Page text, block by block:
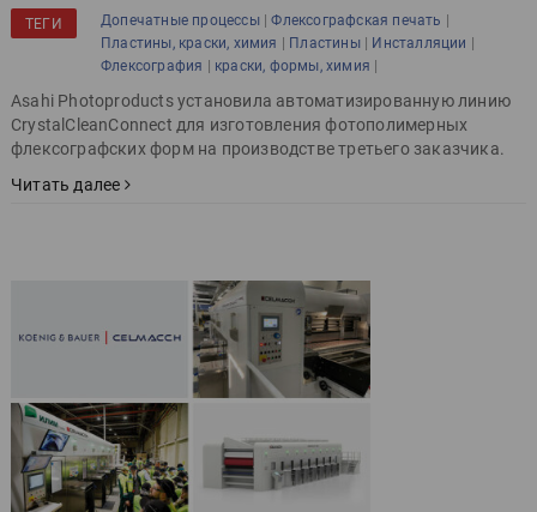
ТЕГИ Допечатные процессы|Флексографская печать |
Пластины, краски, химия | Пластины| Инсталляции |
Флексография | краски, формы, химия |
Asahi Photoproducts установила автоматизированную линию
CrystalCleanConnect для изготовления фотополимерных
флексографских форм на производстве третьего заказчика.
Читать далее